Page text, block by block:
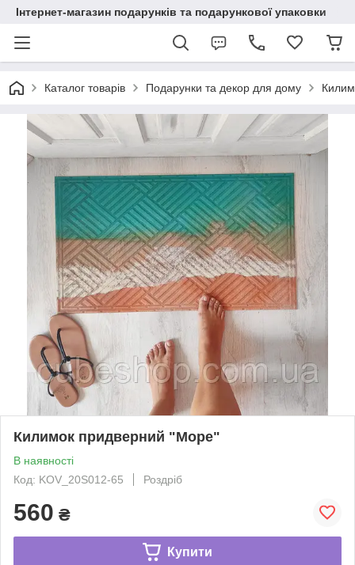
Інтернет-магазин подарунків та подарункової упаковки
Каталог товарів Подарунки та декор для дому
Килимок придверний "Море"
В наявності
Код: KOV_20S012-65
Роздріб
560 ₴
Купити